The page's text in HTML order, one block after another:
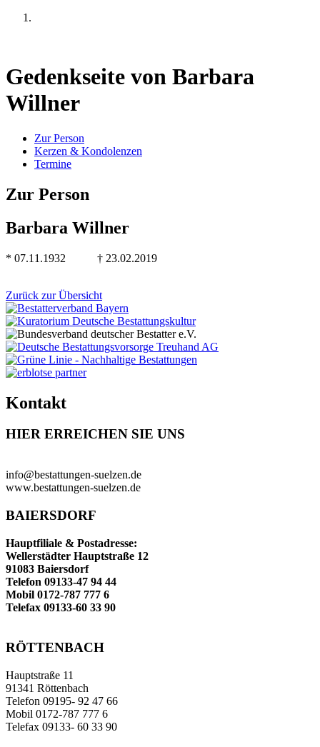
Gedenkseite von Barbara
Willner
Zur Person
Kerzen & Kondolenzen
Termine
Zur Person
Barbara Willner
* 07.11.1932 † 23.02.2019
Zurück zur Übersicht
Kontakt
HIER ERREICHEN SIE UNS
info@bestattungen-suelzen.de
www.bestattungen-suelzen.de
BAIERSDORF
Hauptfiliale & Postadresse:
Wellerstädter Hauptstraße 12
91083 Baiersdorf
Telefon 09133-47 94 44
Mobil 0172-787 777 6
Telefax 09133-60 33 90
RÖTTENBACH
Hauptstraße 11
91341 Röttenbach
Telefon 09195- 92 47 66
Mobil 0172-787 777 6
Telefax 09133- 60 33 90